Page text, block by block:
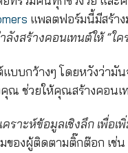
แพลตฟอร์มนี้มีสร้า
งสร้างคอนเทนต์ให้ “ใค
บบกว้างๆ โดยหวังว่ามั
คุณ ช่วยให้คุณสร้างคอ
คราะห์ข้อมูลเชิงลึก เพื่
ของผู้ติดตามติ๊กต๊อก เช่น